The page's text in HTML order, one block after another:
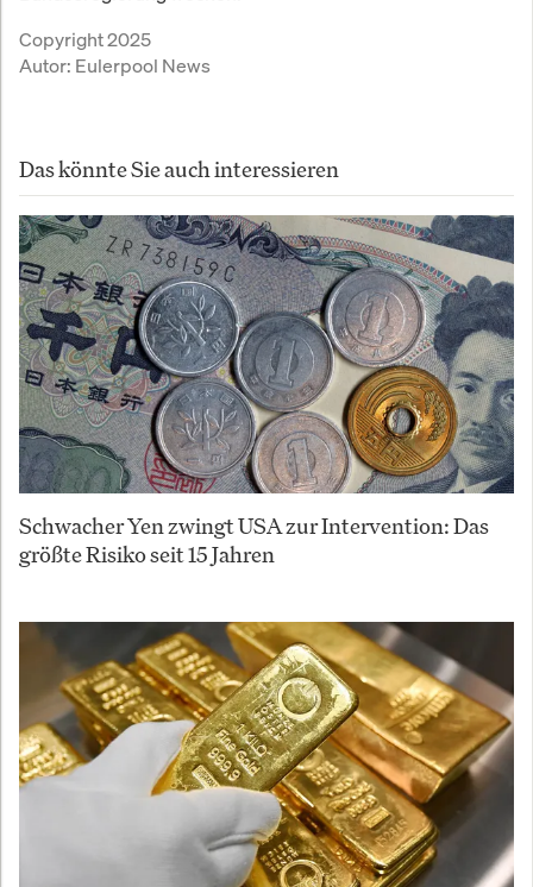
Copyright 2025
Autor: Eulerpool News
Das könnte Sie auch interessieren
Schwacher Yen zwingt USA zur Intervention: Das
größte Risiko seit 15 Jahren